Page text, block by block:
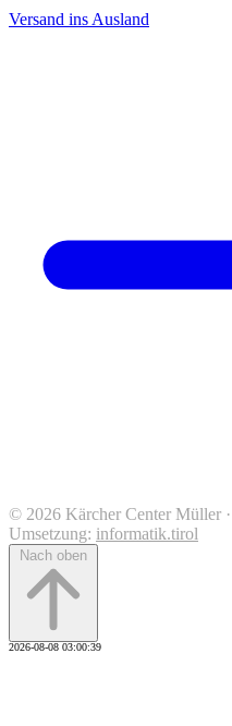
Versand ins Ausland
© 2026 Kärcher Center Müller
Umsetzung: informatik.tirol
Nach oben
2026-08-08 03:00:39